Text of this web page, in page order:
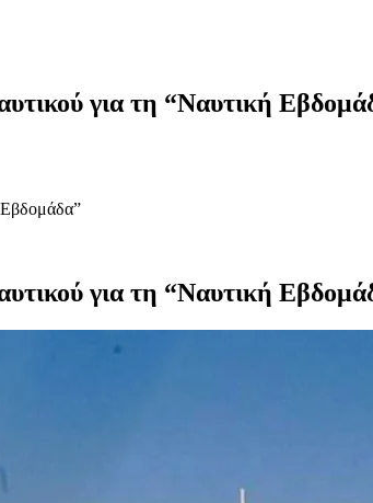
για τη “Ναυτική
Εβδομάδα”
για τη “Ναυτική